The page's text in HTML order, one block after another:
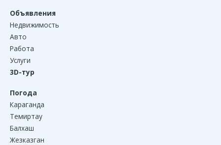
Объявления
Недвижимость
Авто
Работа
Услуги
3D-тур
Погода
Караганда
Темиртау
Балхаш
Жезказган